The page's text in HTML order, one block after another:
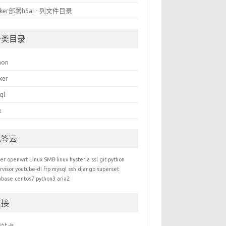
部署h5ai - 列文件目录
目录
云
openwrt Linux SMB linux hysteria ssl git python
youtube-dl frp mysql ssh django superset
centos7 python3 aria2